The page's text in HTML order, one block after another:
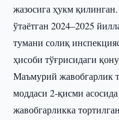
жазосига ҳукм
ўтаётган 2024–2025
тумани солиқ
ҳисоби тўғрисидаги
Маъмурий жавобгарлик
моддаси 2-қисми
жавобгарликка